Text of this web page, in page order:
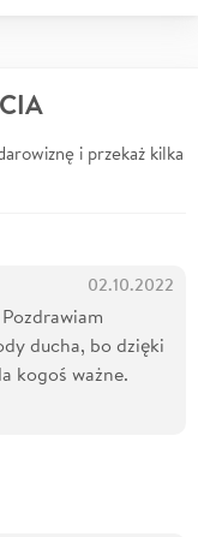
i przekaż kilka
02.10.2022
ducha, bo dzięki
kogoś ważne.